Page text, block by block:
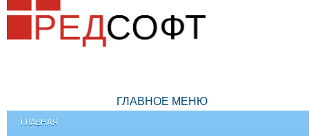
ГЛАВНОЕ МЕНЮ
ГЛАВНАЯ